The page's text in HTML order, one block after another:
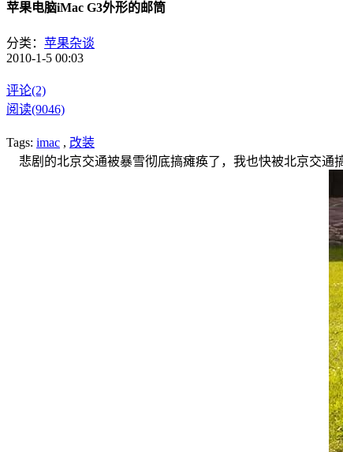
苹果电脑iMac G3外形的邮筒
分类： 苹果杂谈
2010-1-5 00:03
评论(2)
阅读(9046)
Tags: imac , 改装
悲剧的北京交通被暴雪彻底搞瘫痪了，我也快被北京交通